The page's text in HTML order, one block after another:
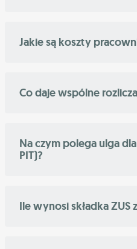
Jakie są koszty
Co daje wspólne
Na czym polega ulga
PIT)?
Ile wynosi składka ZUS